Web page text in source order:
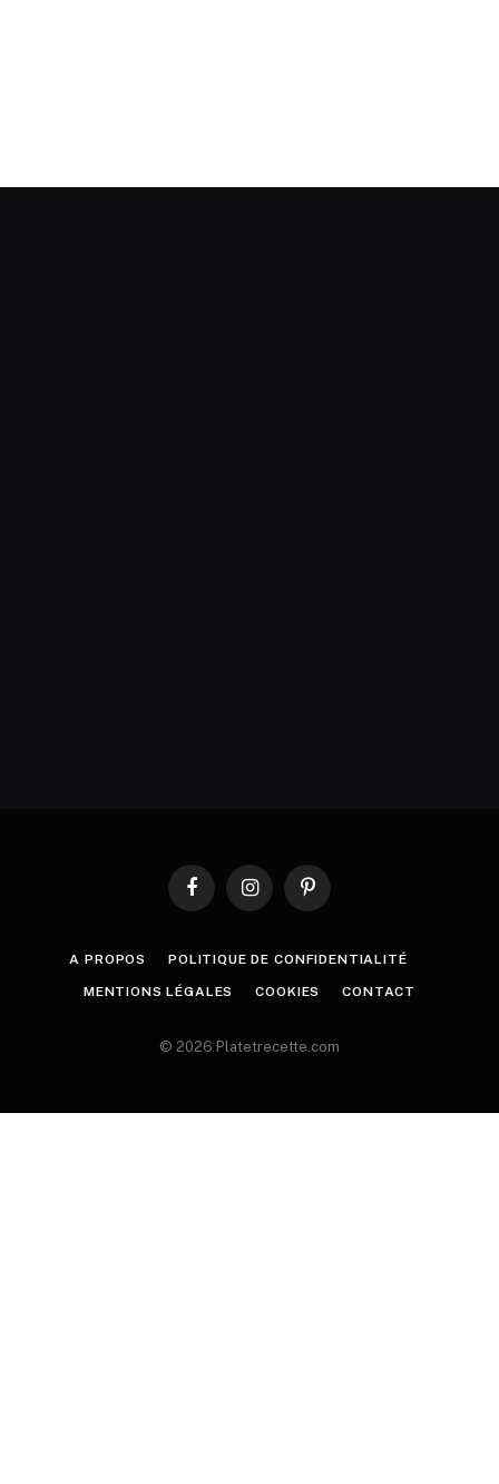
FacebookInstagramPinterest
A PROPOS POLITIQUE DE CONFIDENTIALITÉ
MENTIONS LÉGALES COOKIES CONTACT
© 2026 Platetrecette.com